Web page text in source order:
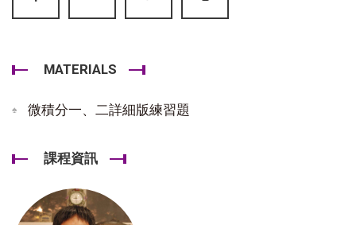
MATERIALS
微積分一、二詳細版練習題
課程資訊